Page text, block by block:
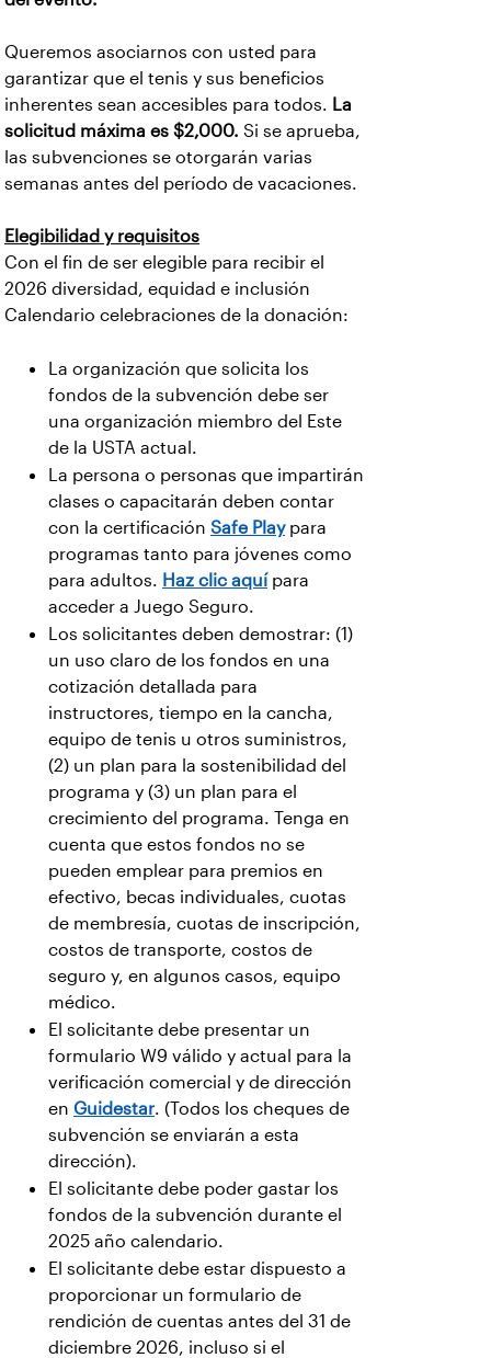
Queremos asociarnos con usted para
garantizar que el tenis y sus beneficios
inherentes sean accesibles para todos. La
solicitud máxima es $2,000. Si se aprueba,
las subvenciones se otorgarán varias
semanas antes del período de vacaciones.
Elegibilidad y requisitos
Con el fin de ser elegible para recibir el
2026 diversidad, equidad e inclusión
Calendario celebraciones de la donación:
La organización que solicita los
fondos de la subvención debe ser
una organización miembro del Este
de la USTA actual.
La persona o personas que impartirán
clases o capacitarán deben contar
con la certificación Safe Playpara
programas tanto para jóvenes como
para adultos. Haz clic aquípara
acceder a Juego Seguro.
Los solicitantes deben demostrar: (1)
un uso claro de los fondos en una
cotización detallada para
instructores, tiempo en la cancha,
equipo de tenis u otros suministros,
(2) un plan para la sostenibilidad del
programa y (3) un plan para el
crecimiento del programa. Tenga en
cuenta que estos fondos no se
pueden emplear para premios en
efectivo, becas individuales, cuotas
de membresía, cuotas de inscripción,
costos de transporte, costos de
seguro y, en algunos casos, equipo
médico.
El solicitante debe presentar un
formulario W9 válido y actual para la
verificación comercial y de dirección
en Guidestar. (Todos los cheques de
subvención se enviarán a esta
dirección).
El solicitante debe poder gastar los
fondos de la subvención durante el
2025 año calendario.
El solicitante debe estar dispuesto a
proporcionar un formulario de
rendición de cuentas antes del 31 de
diciembre 2026, incluso si el